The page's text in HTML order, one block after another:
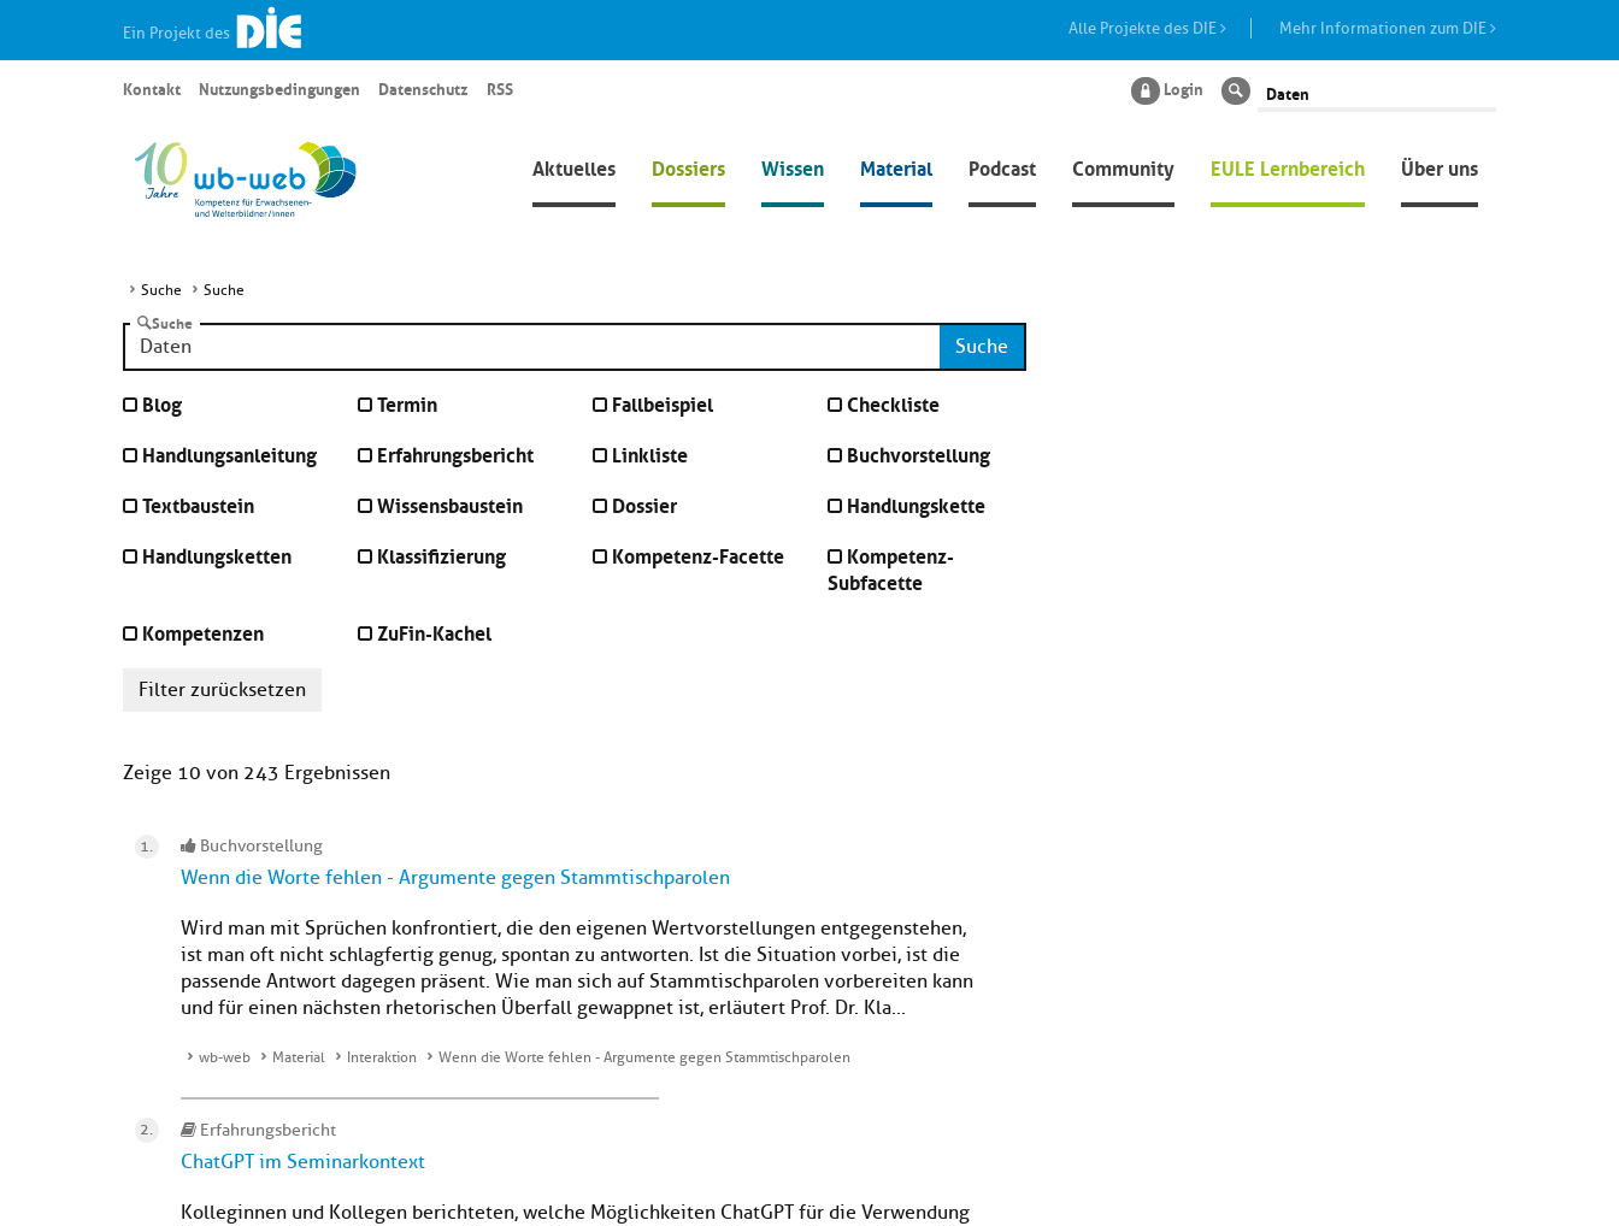
Ein Projekt des Alle Projekte des DIE Mehr Informationen zum DIE
Aktuelles Dossiers Wissen Material Podcast Community EULE Lernbereich Über uns
Kontakt Nutzungsbedingungen Datenschutz RSS Login Suche
Suche Suche
Suche
Suche
Blog Termin Fallbeispiel
Checkliste
Handlungsanleitung
Erfahrungsbericht Linkliste
Buchvorstellung
Textbaustein
Wissensbaustein Dossier
Handlungskette
Handlungsketten
Klassifizierung Kompetenz-Facette
Kompetenz-
Subfacette
Kompetenzen
ZuFin-Kachel
Filter zurücksetzen
Zeige 10 von 243 Ergebnissen
Buchvorstellung
Wenn die Worte fehlen - Argumente gegen Stammtischparolen
Wird man mit Sprüchen konfrontiert, die den eigenen Wertvorstellungen entgegenstehen,
ist man oft nicht schlagfertig genug, spontan zu antworten. Ist die Situation vorbei, ist die
passende Antwort dagegen präsent. Wie man sich auf Stammtischparolen vorbereiten kann
und für einen nächsten rhetorischen Überfall gewappnet ist, erläutert Prof. Dr. Kla...
wb-web Material Interaktion Wenn die Worte fehlen - Argumente gegen Stammtischparolen
Erfahrungsbericht
ChatGPT im Seminarkontext
Kolleginnen und Kollegen berichteten, welche Möglichkeiten ChatGPT für die Verwendung